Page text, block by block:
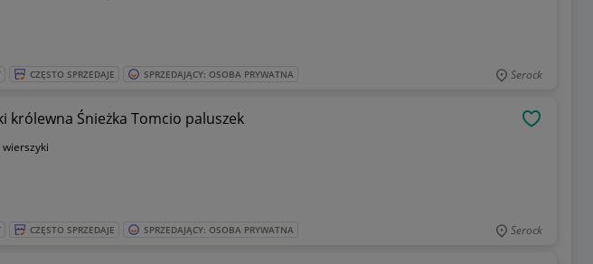
CZĘSTO SPRZEDAJE SPRZEDAJĄCY: OSOBA PRYWATNA Serock
królewna Śnieżka Tomcio paluszek
wierszyki
CZĘSTO SPRZEDAJE SPRZEDAJĄCY: OSOBA PRYWATNA Serock